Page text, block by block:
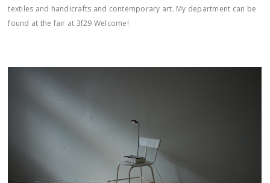
textiles and handicrafts and contemporary art. My department can be
found at the fair at 3f29 Welcome!